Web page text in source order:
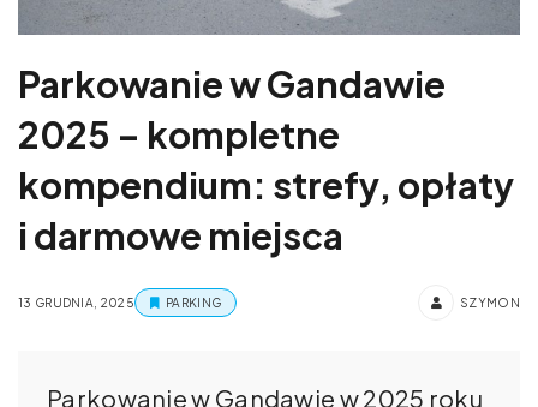
Parkowanie w Gandawie
2025 – kompletne
kompendium: strefy, opłaty
i darmowe miejsca
13 GRUDNIA, 2025 PARKING SZYMON
Parkowanie w Gandawie w 2025 roku